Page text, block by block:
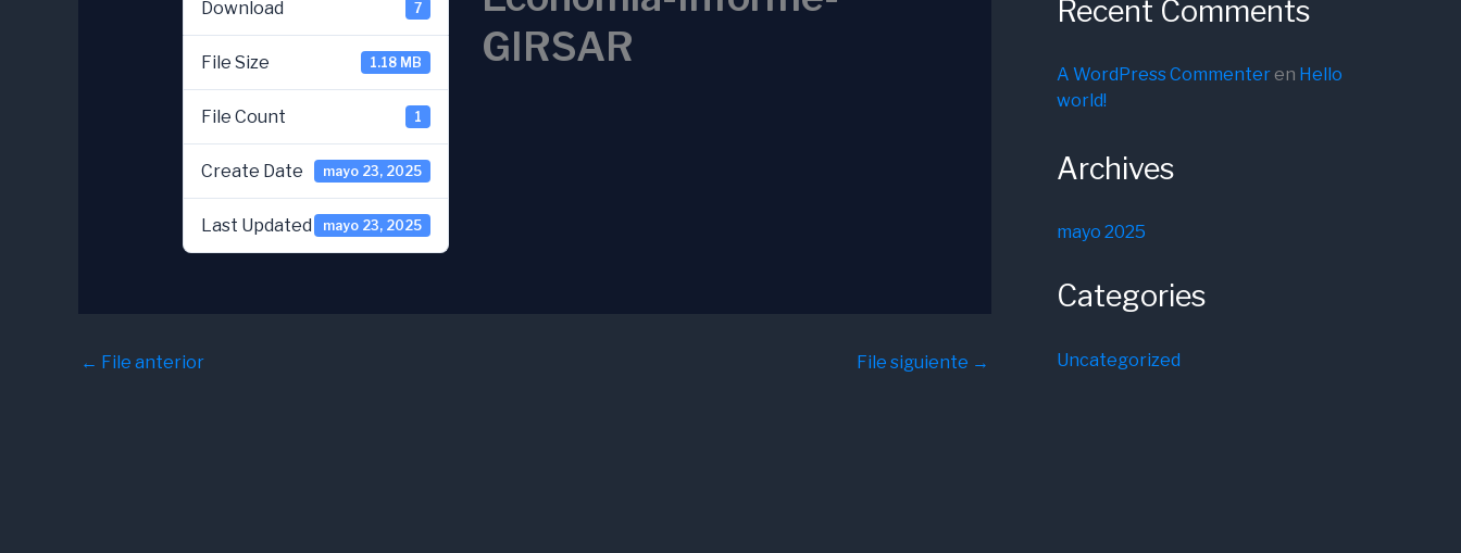
Download 7
File Size 1.18 MB
File Count 1
Create Date mayo 23, 2025
Last Updated mayo 23, 2025
GIRSAR
← File anterior File siguiente →
Recent Comments
A WordPress Commenteren Hello
world!
Archives
mayo 2025
Categories
Uncategorized